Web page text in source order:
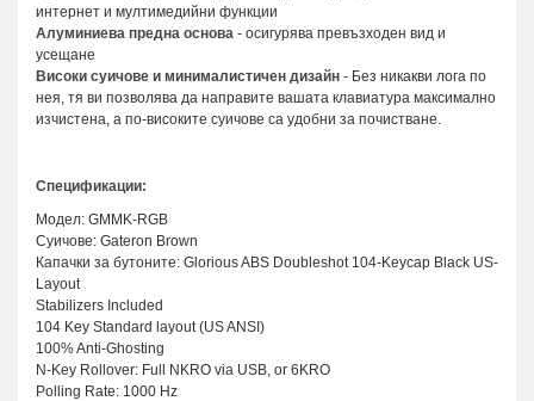
интернет и мултимедийни функции
Алуминиева предна основа - осигурява превъзходен вид и
усещане
Високи суичове и минималистичен дизайн - Без никакви лога по
нея, тя ви позволява да направите вашата клавиатура максимално
изчистена, а по-високите суичове са удобни за почистване.
Спецификации:
Модел: GMMK-RGB
Суичове: Gateron Brown
Капачки за бутоните: Glorious ABS Doubleshot 104-Keycap Black US-
Layout
Stabilizers Included
104 Key Standard layout (US ANSI)
100% Anti-Ghosting
N-Key Rollover: Full NKRO via USB, or 6KRO
Polling Rate: 1000 Hz